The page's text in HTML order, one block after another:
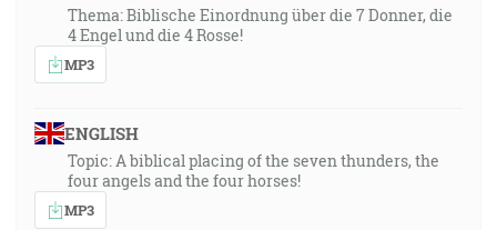
Thema: Biblische Einordnung über die 7 Donner, die
4 Engel und die 4 Rosse!
MP3
ENGLISH
Topic: A biblical placing of the seven thunders, the
four angels and the four horses!
MP3